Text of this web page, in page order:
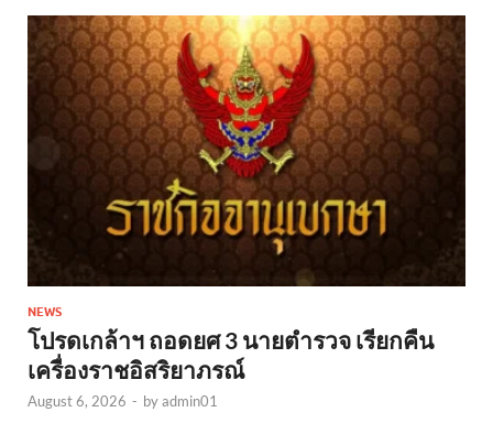
NEWS
โปรดเกล้าฯ ถอดยศ 3 นายตำรวจ เรียกคืน
เครื่องราชอิสริยาภรณ์
August 6, 2026 - byadmin01